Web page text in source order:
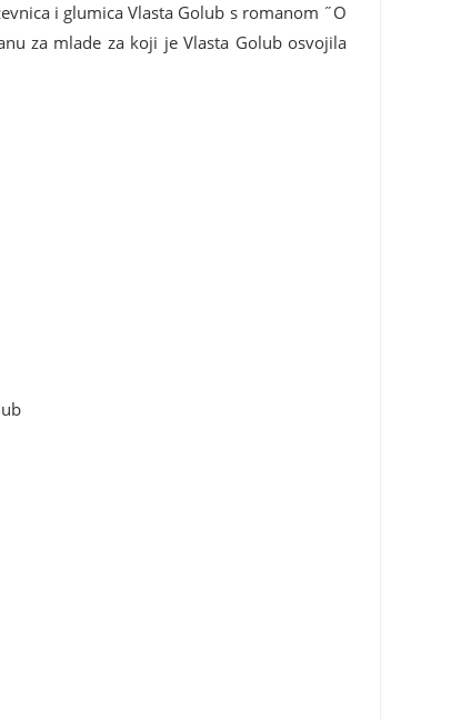
i glumica Vlasta Golub s romanom ˝O
za mlade za koji je Vlasta Golub osvojila